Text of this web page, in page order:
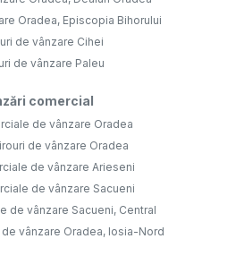
Oradea, Episcopia Bihorului
de vânzare Cihei
de vânzare Paleu
comercial
de vânzare Oradea
de vânzare Oradea
de vânzare Arieseni
de vânzare Sacueni
de vânzare Sacueni, Central
vânzare Oradea, Iosia-Nord